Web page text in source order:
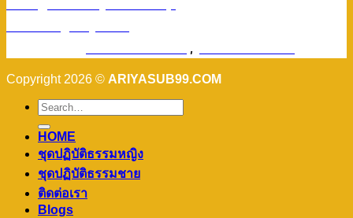
,
Copyright 2026 © ARIYASUB99.COM
HOME
ชุดปฏิบัติธรรมหญิง
ชุดปฏิบัติธรรมชาย
ติดต่อเรา
Blogs